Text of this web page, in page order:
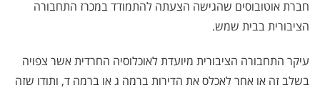
חברת אוטובוסים שהגישה הצעתה להתמודד במכרז התחבורה
הציבורית בבית שמש.
עיקר התחבורה הציבורית מיועדת לאוכלוסיה החרדית אשר צפויה
בשלב זה או אחר לאכלס את הדירות ברמה ג או ברמה ד, ותודו שזה